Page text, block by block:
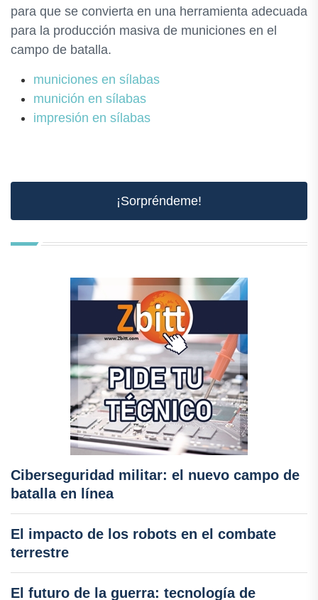
para que se convierta en una herramienta adecuada
para la producción masiva de municiones en el
campo de batalla.
municiones en sílabas
munición en sílabas
impresión en sílabas
¡Sorpréndeme!
Ciberseguridad militar: el nuevo campo de
batalla en línea
El impacto de los robots en el combate
terrestre
El futuro de la guerra: tecnología de